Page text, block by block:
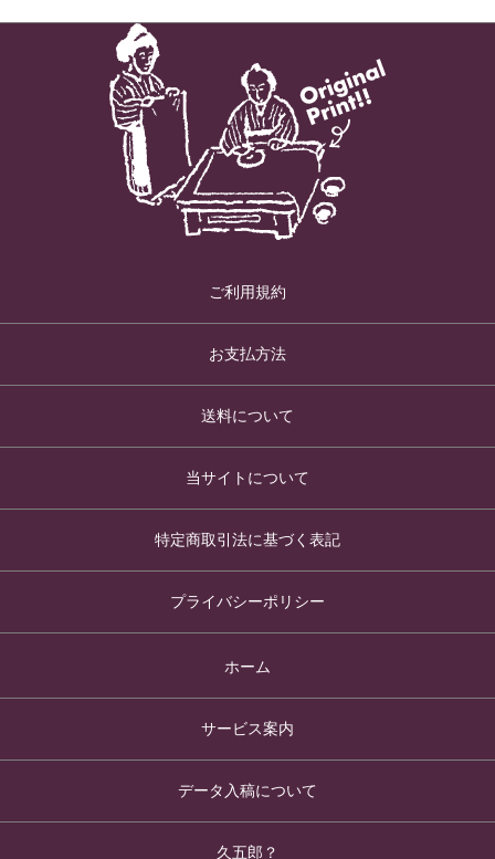
ご利用規約
お支払方法
送料について
当サイトについて
特定商取引法に基づく表記
プライバシーポリシー
ホーム
サービス案内
データ入稿について
久五郎？